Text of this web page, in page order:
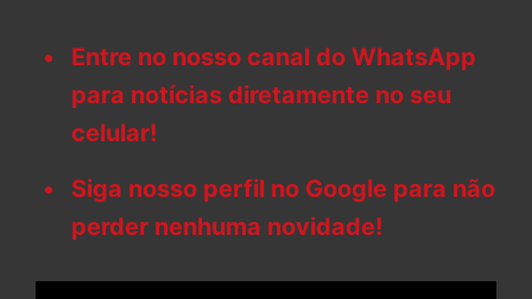
Entre no nosso canal do WhatsApp
para notícias diretamente no seu
celular!
Siga nosso perfil no Google para não
perder nenhuma novidade!